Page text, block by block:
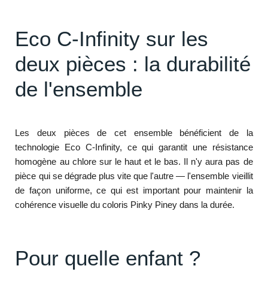
Eco C-Infinity sur les
deux pièces : la durabilité
de l'ensemble
Les deux pièces de cet ensemble bénéficient de la
technologie Eco C-Infinity, ce qui garantit une résistance
homogène au chlore sur le haut et le bas. Il n'y aura pas de
pièce qui se dégrade plus vite que l'autre — l'ensemble vieillit
de façon uniforme, ce qui est important pour maintenir la
cohérence visuelle du coloris Pinky Piney dans la durée.
Pour quelle enfant ?